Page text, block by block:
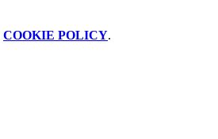
COOKIE POLICY.